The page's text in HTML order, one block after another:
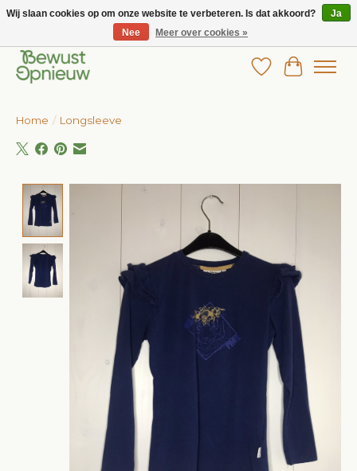
Wij bieden het grootste aanbod in betaalbare kinderkleding!
Verlanglijst
Home / Longsleeve
Product image slideshow Items
Wij slaan cookies op om onze website te verbeteren. Is dat akkoord?
Ja
Nee
Meer over cookies »